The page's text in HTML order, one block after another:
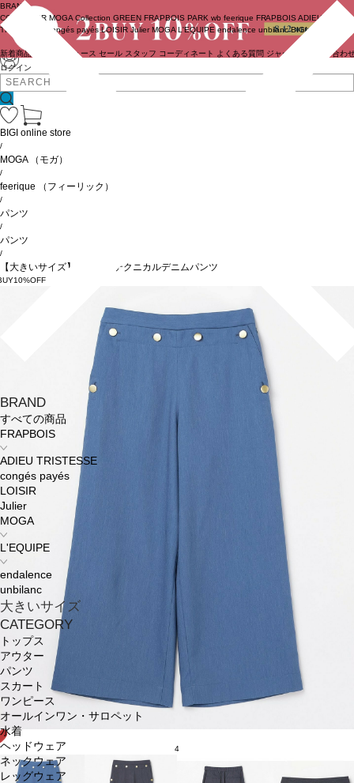
ログイン
BRAND
COUTURIER MOGA Collection GREEN FRAPBOIS PARK wb feerique FRAPBOIS ADIEU
TRISTESSE
congés payés LOISIR Julier MOGA L'EQUIPE endalence unbilanc BIGI online store
新着商品 ニュース セール スタッフ コーディネート よくある質問 ジャーナル お問い合わ
BRAND
すべての商品
FRAPBOIS
ADIEU TRISTESSE
congés payés
LOISIR
Julier
MOGA
L'EQUIPE
endalence
unbilanc
大きいサイズ
CATEGORY
トップス
アウター
パンツ
スカート
ワンピース
オールインワン・サロペット
水着
ヘッドウェア
ネックウェア
レッグウェア
BIGI online store
/
MOGA （モガ）
/
feerique （フィーリック）
/
パンツ
/
パンツ
/
【大きいサイズ】feerique テクニカルデニムパンツ
4